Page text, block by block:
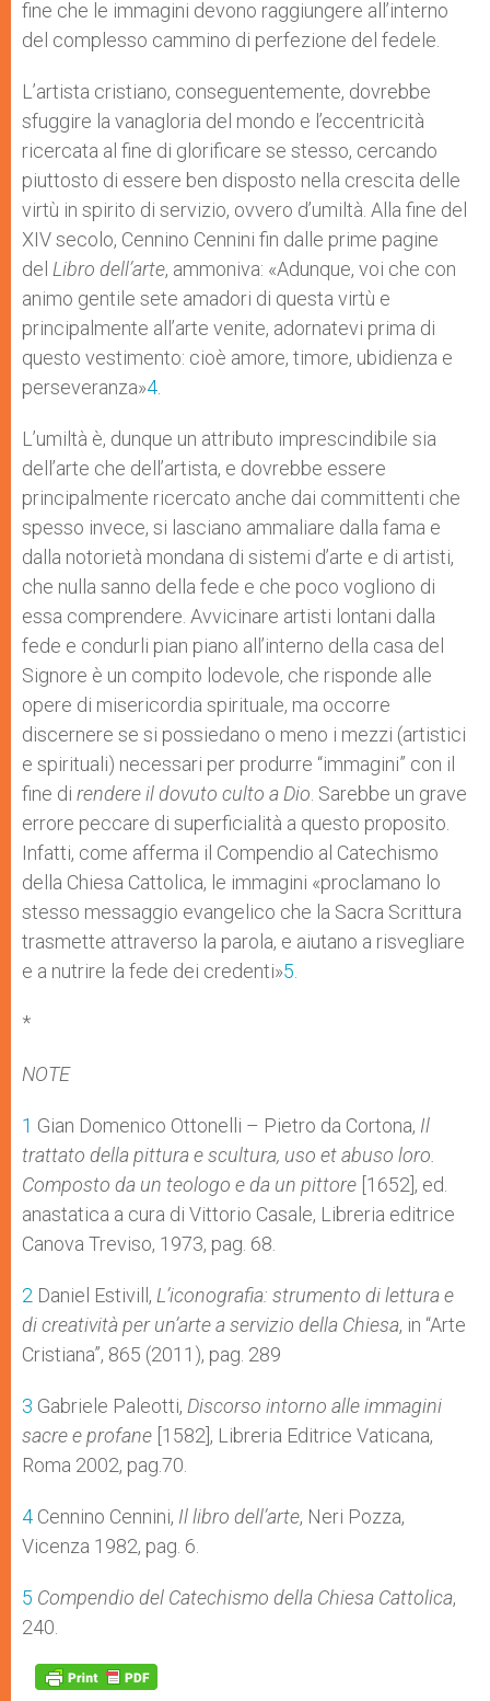
fine che le immagini devono raggiungere all’interno
del complesso cammino di perfezione del fedele.
L’artista cristiano, conseguentemente, dovrebbe
sfuggire la vanagloria del mondo e l’eccentricità
ricercata al fine di glorificare se stesso, cercando
piuttosto di essere ben disposto nella crescita delle
virtù in spirito di servizio, ovvero d’umiltà. Alla fine del
XIV secolo, Cennino Cennini fin dalle prime pagine
del Libro dell’arte, ammoniva: «Adunque, voi che con
animo gentile sete amadori di questa virtù e
principalmente all’arte venite, adornatevi prima di
questo vestimento: cioè amore, timore, ubidienza e
perseveranza»4
L’umiltà è, dunque un attributo imprescindibile sia
dell’arte che dell’artista, e dovrebbe essere
principalmente ricercato anche dai committenti che
spesso invece, si lasciano ammaliare dalla fama e
dalla notorietà mondana di sistemi d’arte e di artisti,
che nulla sanno della fede e che poco vogliono di
essa comprendere. Avvicinare artisti lontani dalla
fede e condurli pian piano all’interno della casa del
Signore è un compito lodevole, che risponde alle
opere di misericordia spirituale, ma occorre
discernere se si possiedano o meno i mezzi (artistici
e spirituali) necessari per produrre “immagini” con il
fine di rendere il dovuto culto a Dio . Sarebbe un grave
errore peccare di superficialità a questo proposito.
Infatti, come afferma il Compendio al Catechismo
della Chiesa Cattolica, le immagini «proclamano lo
stesso messaggio evangelico che la Sacra Scrittura
trasmette attraverso la parola, e aiutano a risvegliare
e a nutrire la fede dei credenti»5.
*
NOTE
1 Gian Domenico Ottonelli – Pietro da Cortona, Il
trattato della pittura e scultura, uso et abuso loro.
Composto da un teologo e da un pittore [1652], ed.
anastatica a cura di Vittorio Casale, Libreria editrice
Canova Treviso, 1973, pag. 68.
2 Daniel Estivill, L’iconografia: strumento di lettura e
di creatività per un’arte a servizio della Chiesa, in “Arte
Cristiana”, 865 (2011), pag. 289
3 Gabriele Paleotti, Discorso intorno alle immagini
sacre e profane [1582], Libreria Editrice Vaticana,
Roma 2002, pag.70.
4 Cennino Cennini, Il libro dell’arte, Neri Pozza,
Vicenza 1982, pag. 6.
5 Compendio del Catechismo della Chiesa Cattolica,
240.